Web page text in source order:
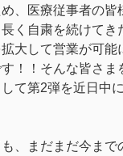
、医療従事者の皆
く自粛を続けてき
大して営業が可能
！！そんな皆さま
て第2弾を近日中
、まだまだ今まで